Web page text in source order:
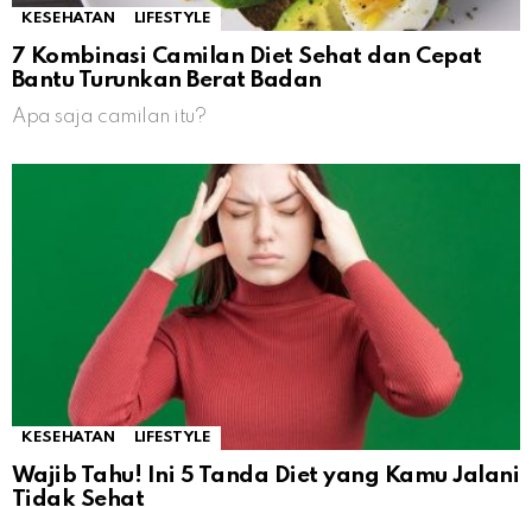
KESEHATAN LIFESTYLE
7 Kombinasi Camilan Diet Sehat dan Cepat
Bantu Turunkan Berat Badan
Apa saja camilan itu?
KESEHATAN LIFESTYLE
Wajib Tahu! Ini 5 Tanda Diet yang Kamu Jalani
Tidak Sehat